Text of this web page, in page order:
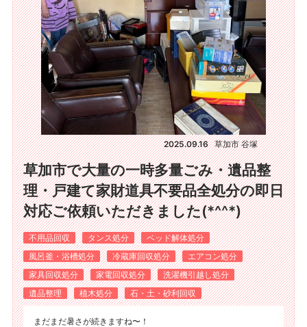
2025.09.16 草加市 谷塚
草加市で大量の一時多量ごみ・遺品整
理・戸建て家財道具不要品全処分の即日
対応ご依頼いただきました(*^^*)
不用品回収 タンス処分
ベッド解体処分
風呂釜・浴槽処分
冷蔵庫回収処分
エアコン処分
家具回収処分
家電回収処分
洗濯機引越し処分
遺品整理
植木処分 石・土・砂利回収
まだまだ暑さが続きますね〜！